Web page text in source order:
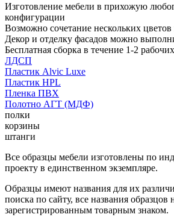
Изготовление мебели в прихожую
конфигурации
Возможно сочетание нескольких
Декор и отделку фасадов можно
Бесплатная сборка в течение 1-2
ЛДСП
Пластик Alvic Luxe
Пластик HPL
Пленка ПВХ
Полотно АГТ (МДФ)
полки
корзины
штанги
Все образцы мебели изготовлены по
проекту в единственном экземпляре.
Образцы имеют названия для их
поиска по сайту, все названия образцов
зарегистрированным товарным знаком.